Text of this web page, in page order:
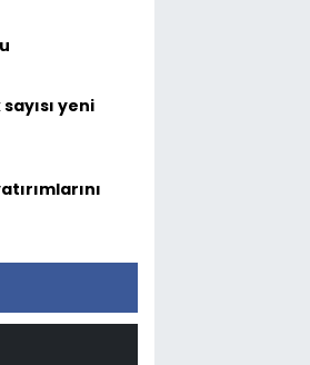
yeni